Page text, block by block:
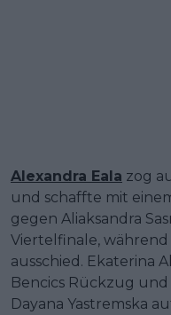
Alexandra Eala zog
und schaffte mit
gegen Aliaksandra
Viertelfinale,
ausschied. Ekaterina
Bencics Rückzug
Dayana Yastremska